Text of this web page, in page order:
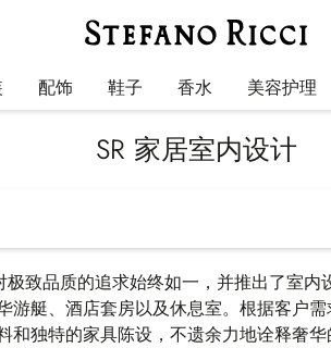
配饰 鞋子 香水 美容护理
SR 家居室内设计
极致品质的追求始终如一，并推出了室
游艇、酒店套房以及休息室。根据客户
和独特的家具陈设，不遗余力地诠释奢华